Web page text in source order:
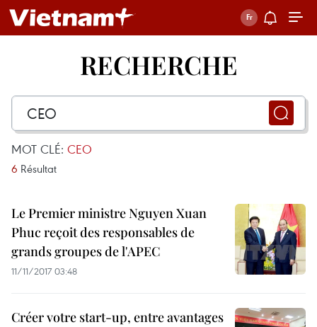
RECHERCHE
MOT CLÉ: CEO
6 Résultat
Le Premier ministre Nguyen Xuan
Phuc reçoit des responsables de
grands groupes de l'APEC
11/11/2017 03:48
Créer votre start-up, entre avantages